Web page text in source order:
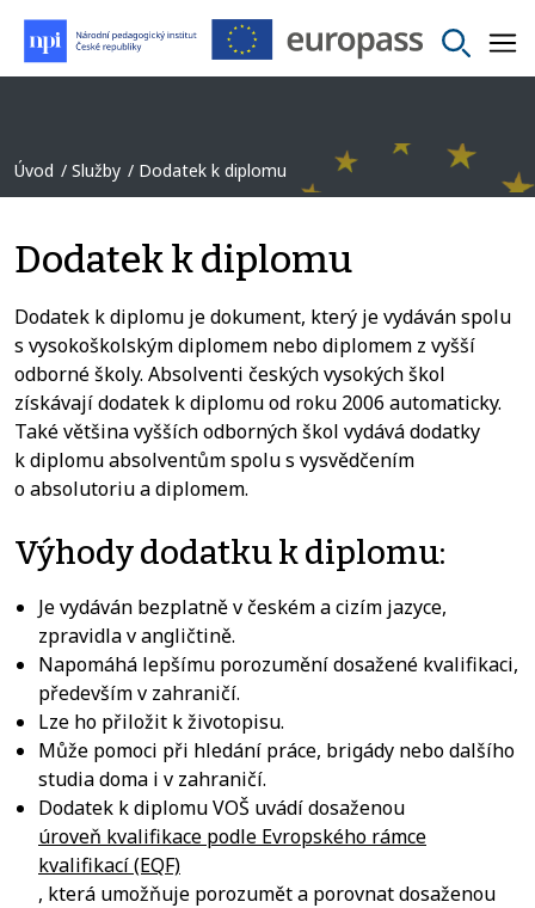
Úvod Služby Dodatek k diplomu
Dodatek k diplomu
Dodatek k diplomu je dokument, který je vydáván spolu
s vysokoškolským diplomem nebo diplomem z vyšší
odborné školy. Absolventi českých vysokých škol
získávají dodatek k diplomu od roku 2006 automaticky.
Také většina vyšších odborných škol vydává dodatky
k diplomu absolventům spolu s vysvědčením
o absolutoriu a diplomem.
Výhody dodatku k diplomu:
Je vydáván bezplatně v českém a cizím jazyce,
zpravidla v angličtině.
Napomáhá lepšímu porozumění dosažené kvalifikaci,
především v zahraničí.
Lze ho přiložit k životopisu.
Může pomoci při hledání práce, brigády nebo dalšího
studia doma i v zahraničí.
Dodatek k diplomu VOŠ uvádí dosaženou
úroveň kvalifikace podle Evropského rámce
kvalifikací (EQF)
, která umožňuje porozumět a porovnat dosaženou